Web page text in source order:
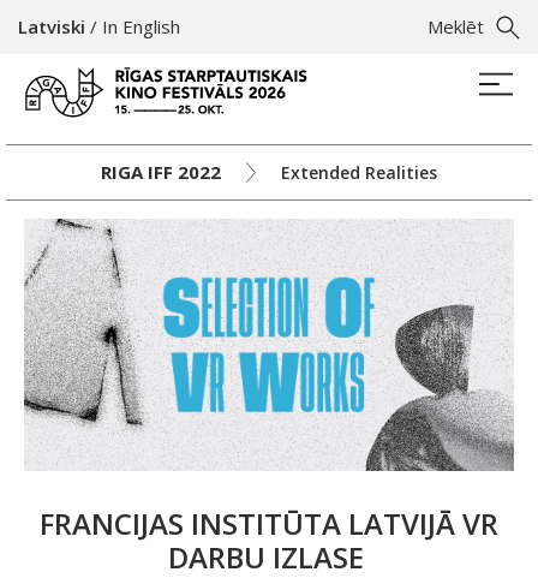
Meklēt
Latviski / In English
RIGA IFF 2022 Extended Realities
FRANCIJAS INSTITŪTA LATVIJĀ VR
DARBU IZLASE